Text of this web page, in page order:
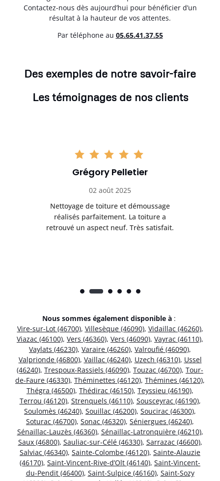
Contactez-nous dès aujourd’hui pour bénéficier d’un
résultat à la hauteur de vos attentes.
Par téléphone au 05.65.41.37.55
Des exemples de notre savoir-faire
Les témoignages de nos clients
Grégory Pelletier
02 août 2025
Nettoyage de toiture et démoussage
réalisés parfaitement. La toiture a
retrouvé un aspect neuf. Très satisfait.
Nous sommes également disponible à :
Vire-sur-Lot (46700), Villesèque (46090), Vidaillac (46260),
Viazac (46100), Vers (46360), Vers (46090), Vayrac (46110),
Vaylats (46230), Varaire (46260), Valroufié (46090),
Valprionde (46800), Vaillac (46240), Uzech (46310), Ussel
(46240), Trespoux-Rassiels (46090), Touzac (46700), Tour-
de-Faure (46330), Théminettes (46120), Thémines (46120),
Thégra (46500), Thédirac (46150), Teyssieu (46190),
Terrou (46120), Strenquels (46110), Sousceyrac (46190),
Soulomès (46240), Souillac (46200), Soucirac (46300),
Soturac (46700), Sonac (46320), Séniergues (46240),
Sénaillac-Lauzès (46360), Sénaillac-Latronquière (46210),
Saux (46800), Sauliac-sur-Célé (46330), Sarrazac (46600),
Salviac (46340), Sainte-Colombe (46120), Sainte-Alauzie
(46170), Saint-Vincent-Rive-d’Olt (46140), Saint-Vincent-
du-Pendit (46400), Saint-Sulpice (46160), Saint-Sozy